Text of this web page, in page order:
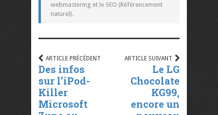
webmastering et le SEO (Référencement
naturel).
ARTICLE PRÉCÉDENT
Des infos
sur l’iPod-
Killer
Microsoft
ARTICLE SUIVANT
Le LG
Chocolate
KG99,
encore un